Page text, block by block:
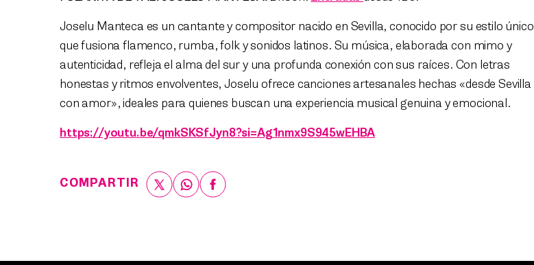
Joselu Manteca es un cantante y compositor nacido en Sevilla, conocido por su estilo único
que fusiona flamenco, rumba, folk y sonidos latinos. Su música, elaborada con mimo y
autenticidad, refleja el alma del sur y una profunda conexión con sus raíces. Con letras
honestas y ritmos envolventes, Joselu ofrece canciones artesanales hechas «desde Sevilla
con amor», ideales para quienes buscan una experiencia musical genuina y emocional.
https://youtu.be/qmkSKSfJyn8?si=Ag1nmx9S945wEHBA
COMPARTIR